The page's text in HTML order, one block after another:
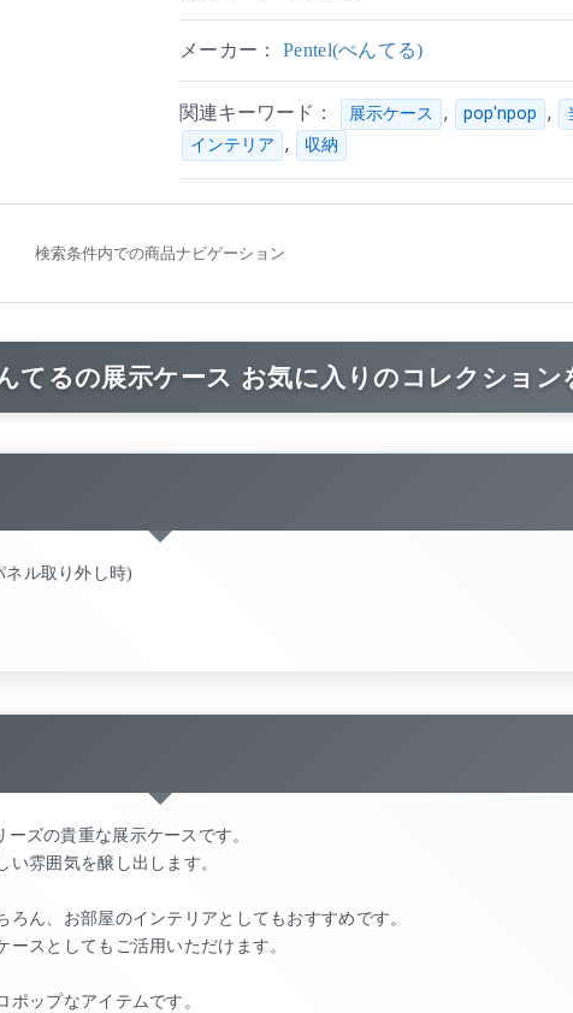
メーカー： Pentel(ぺんてる)
関連キーワード： 展示ケース , pop'npop ,
インテリア , 収納
検索条件内での商品ナビゲーション
てるの展示ケース お気に入りのコレクション
ル取り外し時)
ズの貴重な展示ケースです。
雰囲気を醸し出します。
ん、お部屋のインテリアとしてもおすすめです。
スとしてもご活用いただけます。
ップなアイテムです。